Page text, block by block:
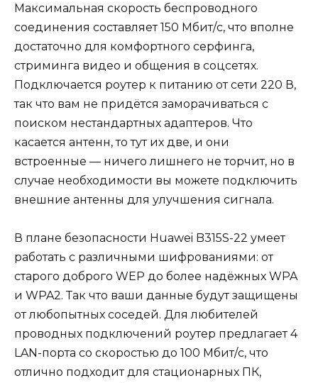
Максимальная скорость беспроводного
соединения составляет 150 Мбит/с, что вполне
достаточно для комфортного серфинга,
стриминга видео и общения в соцсетях.
Подключается роутер к питанию от сети 220 В,
так что вам не придётся заморачиваться с
поиском нестандартных адаптеров. Что
касается антенн, то тут их две, и они
встроенные — ничего лишнего не торчит, но в
случае необходимости вы можете подключить
внешние антенны для улучшения сигнала.
В плане безопасности Huawei B315S-22 умеет
работать с различными шифрованиями: от
старого доброго WEP до более надёжных WPA
и WPA2. Так что ваши данные будут защищены
от любопытных соседей. Для любителей
проводных подключений роутер предлагает 4
LAN-порта со скоростью до 100 Мбит/с, что
отлично подходит для стационарных ПК,